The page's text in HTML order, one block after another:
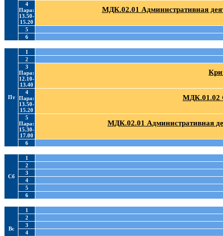
4
Пара:
13.50-
15.20
МДК.02.01 Административная
5
6
Пт
1
2
3
Пара:
12.10-
13.40
4
Пара:
13.50-
15.20
МДК.01.02
5
Пара:
15.30-
17.00
МДК.02.01 Административная
6
Сб
1
2
3
4
5
6
Вс
1
2
3
4